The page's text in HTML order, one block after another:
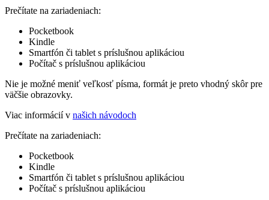
Prečítate na zariadeniach:
Pocketbook
Kindle
Smartfón či tablet s príslušnou aplikáciou
Počítač s príslušnou aplikáciou
Nie je možné meniť veľkosť písma, formát je preto vhodný skôr pre
väčšie obrazovky.
Viac informácií v našich návodoch
Prečítate na zariadeniach:
Pocketbook
Kindle
Smartfón či tablet s príslušnou aplikáciou
Počítač s príslušnou aplikáciou